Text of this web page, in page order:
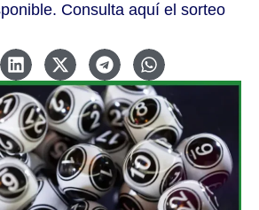
Consulta aquí el sorteo